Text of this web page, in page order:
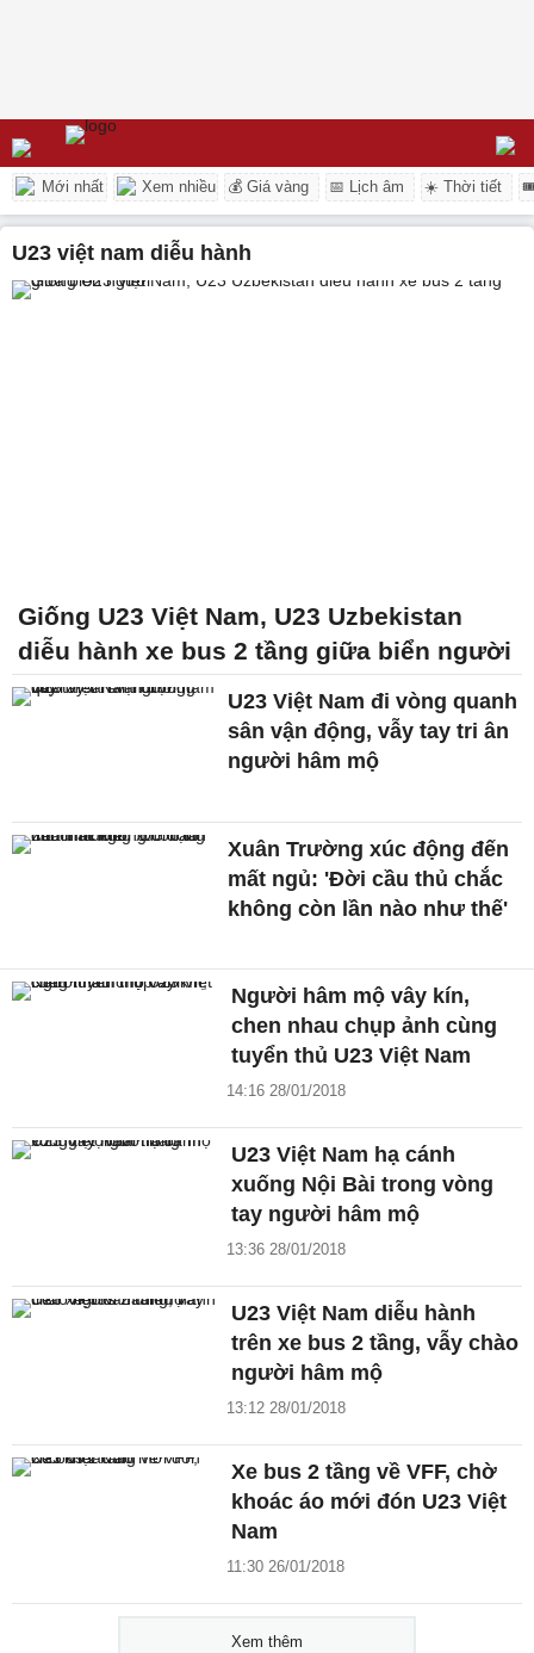
Mới nhất Xem nhiều 💰 Giá vàng 📅 Lịch âm ☀️ Thời tiết
u23 việt nam diễu hành
Giống U23 Việt Nam, U23 Uzbekistan
diễu hành xe bus 2 tầng giữa biển người
U23 Việt Nam đi vòng quanh
sân vận động, vẫy tay tri ân
người hâm mộ
Xuân Trường xúc động đến
mất ngủ: 'Đời cầu thủ chắc
không còn lần nào như thế'
Người hâm mộ vây kín,
chen nhau chụp ảnh cùng
tuyển thủ U23 Việt Nam
14:16 28/01/2018
U23 Việt Nam hạ cánh
xuống Nội Bài trong vòng
tay người hâm mộ
13:36 28/01/2018
U23 Việt Nam diễu hành
trên xe bus 2 tầng, vẫy chào
người hâm mộ
13:12 28/01/2018
Xe bus 2 tầng về VFF, chờ
khoác áo mới đón U23 Việt
Nam
11:30 26/01/2018
Xem thêm